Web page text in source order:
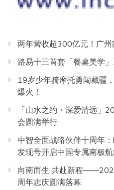
两年营收超300亿元！广州
路易十三首套「餐桌美学
19岁少年骑摩托勇闯藏疆
爆火！
「山水之约・深爱清远」
会圆满举行
中智全面战略伙伴十周年
发现号开启中国专属南极
向南而生 共赴新程
周年志庆圆满落幕